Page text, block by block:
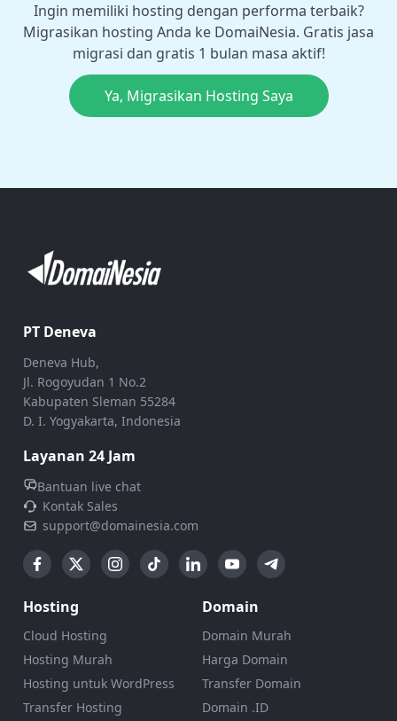
Ingin memiliki hosting dengan performa terbaik?
Migrasikan hosting Anda ke DomaiNesia. Gratis jasa
migrasi dan gratis 1 bulan masa aktif!
Ya, Migrasikan Hosting Saya
PT Deneva
Deneva Hub,
Jl. Rogoyudan 1 No.2
Kabupaten Sleman 55284
D. I. Yogyakarta, Indonesia
Layanan 24 Jam
Bantuan live chat
Kontak Sales
support@domainesia.com
Hosting
Cloud Hosting
Hosting Murah
Hosting untuk WordPress
Transfer Hosting
Domain
Domain Murah
Harga Domain
Transfer Domain
Domain .ID